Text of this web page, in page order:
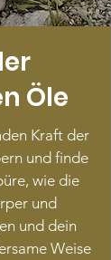
Öle
Kraft der
und finde
wie die
und
und dein
Weise